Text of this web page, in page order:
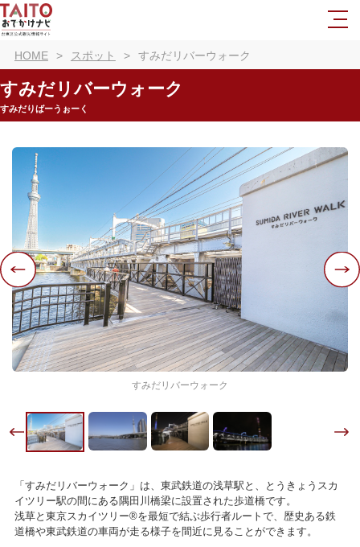
HOME スポット すみだリバーウォーク
すみだリバーウォーク
すみだりばーうぉーく
すみだリバーウォーク
「すみだリバーウォーク」は、東武鉄道の浅草駅と、とうきょうスカ
イツリー駅の間にある隅田川橋梁に設置された歩道橋です。
浅草と東京スカイツリー®を最短で結ぶ歩行者ルートで、歴史ある鉄
道橋や東武鉄道の車両が走る様子を間近に見ることができます。